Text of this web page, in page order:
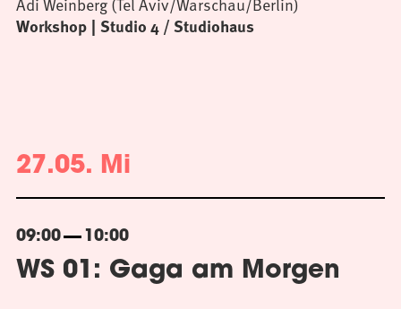
Workshop Studio 4 / Studiohaus
27.05. Mi
09:00 10:00
WS 01: Gaga am Morgen